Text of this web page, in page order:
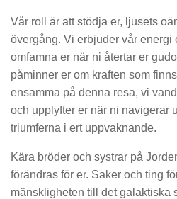
Vår roll är att stödja er, ljusets
övergång. Vi erbjuder vår energi
omfamna er när ni återtar er
påminner er om kraften som
ensamma på denna resa, vi
och upplyfter er när ni navigerar
triumferna i ert uppvaknande.
Kära bröder och systrar på
förändras för er. Saker och ting
mänskligheten till det galaktiska